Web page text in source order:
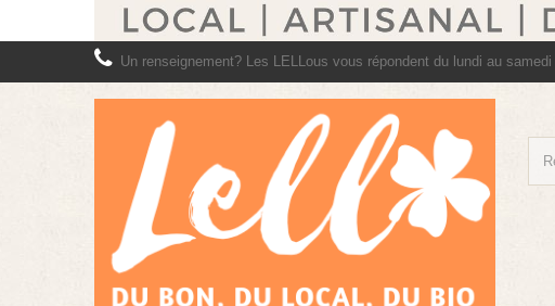
Un renseignement? Les LELLous vous répondent du lundi au